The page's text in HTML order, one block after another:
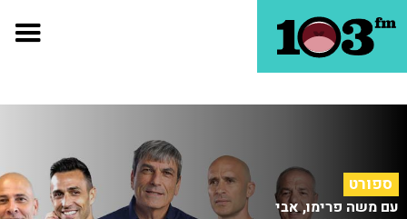
ספורט
עם משה פרימו, אבי